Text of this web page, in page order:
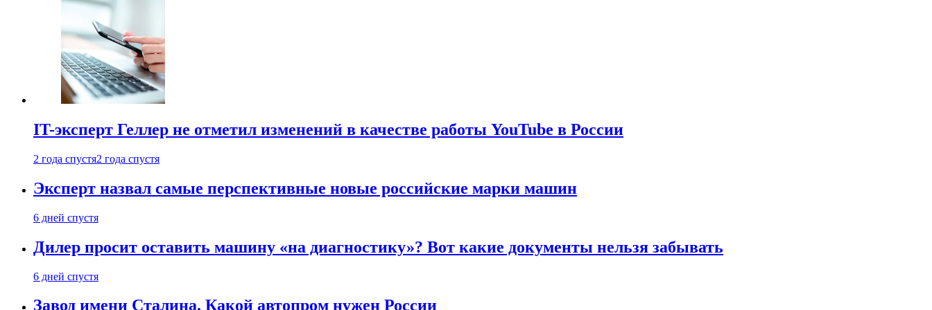
IT-эксперт Геллер не отметил изменений в качестве работы YouTube в России
2 года спустя2 года спустя
Эксперт назвал самые перспективные новые российские марки машин
6 дней спустя
Дилер просит оставить машину «на диагностику»? Вот какие документы нельзя забывать
6 дней спустя
Завод имени Сталина. Какой автопром нужен России